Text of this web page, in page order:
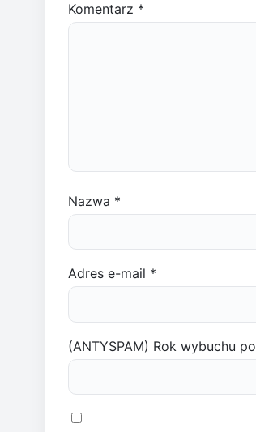
Komentarz *
Nazwa *
Adres e-mail *
(ANTYSPAM) Rok wybuchu